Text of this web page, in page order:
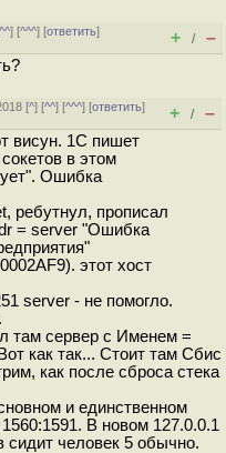
^^] [^^^] [ответить]
+ / –
[^] [^^] [^^^] [ответить]
+ / –
висун. 1С пишет
в этом
Ошибка
ребутнул, прописал
= server "Ошибка
этот хост
server - не помогло.
там сервер с Именем =
как так... Стоит там Сбис
как после сброса стека
и единственном
В новом 127.0.0.1
человек 5 обычно.